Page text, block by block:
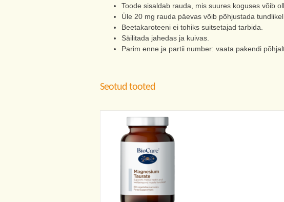
Toode sisaldab rauda, mis suures koguses võib
Üle 20 mg rauda päevas võib põhjustada
Beetakaroteeni ei tohiks suitsetajad tarbida.
Säilitada jahedas ja kuivas.
Parim enne ja partii number: vaata pakendi
Seotud tooted